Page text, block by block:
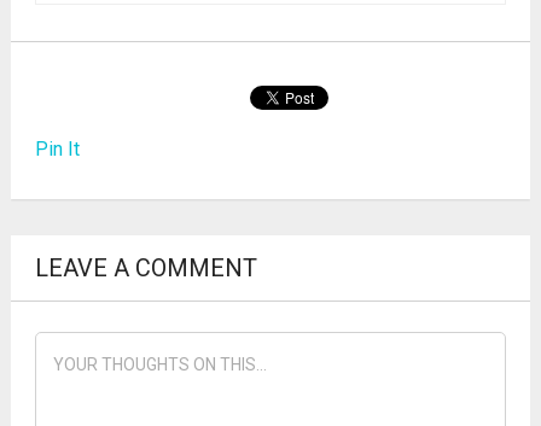
Pin It
LEAVE A COMMENT